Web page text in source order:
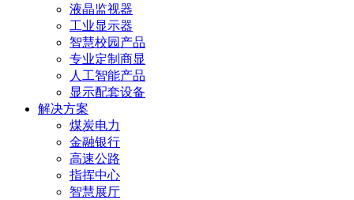
液晶监视器
工业显示器
智慧校园产品
专业定制商显
人工智能产品
显示配套设备
解决方案
煤炭电力
金融银行
高速公路
指挥中心
智慧展厅